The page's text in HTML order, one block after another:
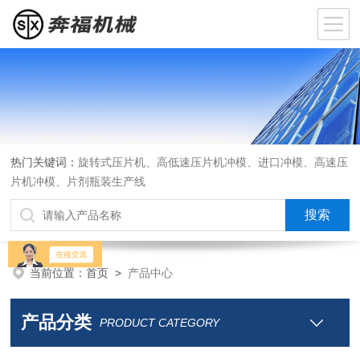
热门关键词：旋转式压片机、高低速压片机冲模、进口冲模、高速压
片机冲模、片剂瓶装生产线
当前位置：首页 > 产品中心
产品分类 PRODUCT CATEGORY